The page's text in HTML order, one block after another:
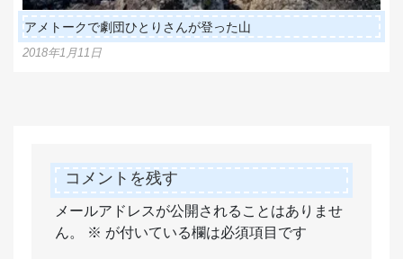
アメトークで劇団ひとりさんが登った山
2018年1月11日
コメントを残す
メールアドレスが公開されることはありませ
ん。
※ が付いている欄は必須項目です